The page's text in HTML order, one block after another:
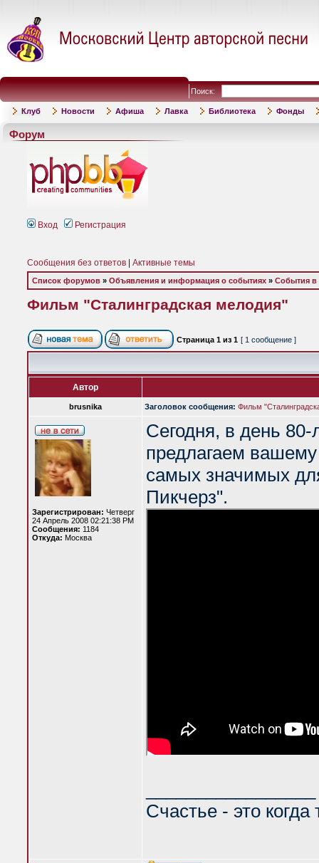
Поиск:
Клуб Новости Афиша Лавка Библиотека Фонды
Форум
Вход Регистрация
Сообщения без ответов Активные темы
Список форумов » Объявления и информация о событиях » События в
Фильм "Сталинградская мелодия"
Страница 1 из 1 [ 1 сообщение ]
Автор
brusnika Заголовок сообщения: Фильм
Зарегистрирован: Четверг
24 Апрель 2008 02:21:38 PM
Сообщения: 1184
Откуда: Москва
Сегодня, в день
предлагаем
самых значимых
Пикчерз".
Счастье - это